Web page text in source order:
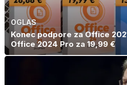
OGLAS
Konec podpore za Office
Office 2024 Pro za 19,99 €